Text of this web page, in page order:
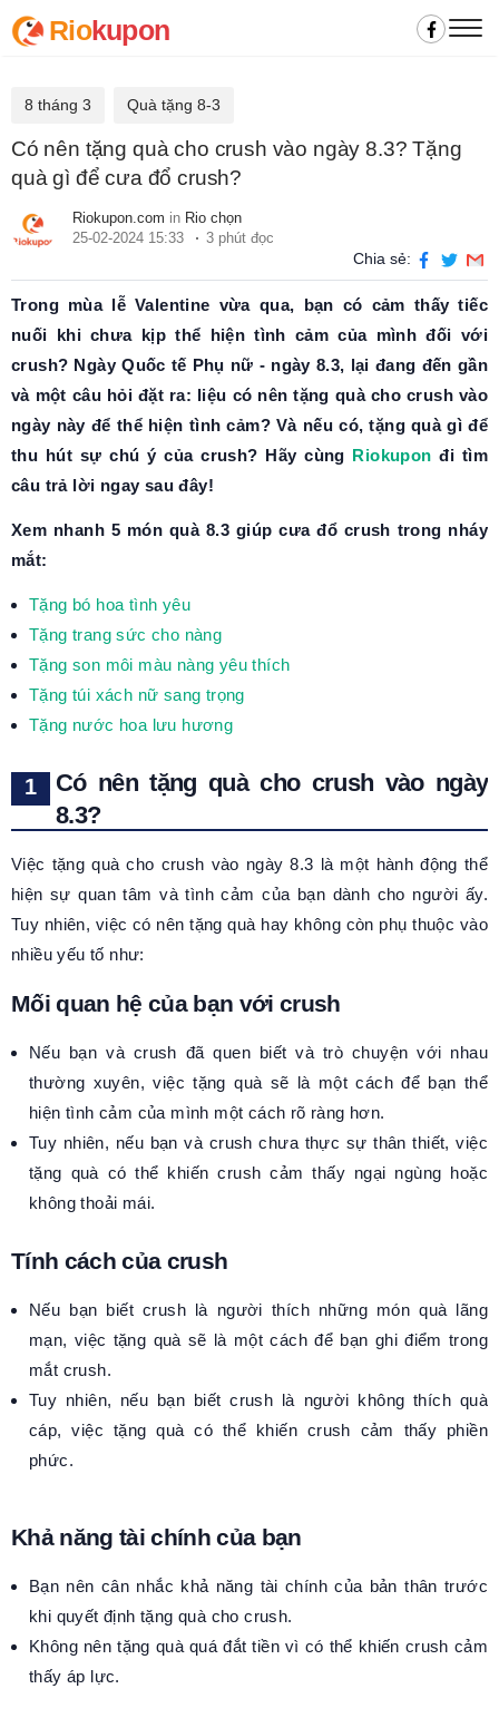
Riokupon
8 tháng 3 Quà tặng 8-3
Có nên tặng quà cho crush vào ngày 8.3? Tặng
quà gì để cưa đổ crush?
Riokupon.com in Rio chọn
25-02-2024 15:33
3 phút đọc
Chia sẻ:
Trong mùa lễ Valentine vừa qua, bạn có cảm thấy tiếc
nuối khi chưa kịp thể hiện tình cảm của mình đối với
crush? Ngày Quốc tế Phụ nữ - ngày 8.3, lại đang đến gần
và một câu hỏi đặt ra: liệu có nên tặng quà cho crush vào
ngày này để thể hiện tình cảm? Và nếu có, tặng quà gì để
thu hút sự chú ý của crush? Hãy cùng Riokupon đi tìm
câu trả lời ngay sau đây!
Xem nhanh 5 món quà 8.3 giúp cưa đổ crush trong nháy
mắt:
Tặng bó hoa tình yêu
Tặng trang sức cho nàng
Tặng son môi màu nàng yêu thích
Tặng túi xách nữ sang trọng
Tặng nước hoa lưu hương
Có nên tặng quà cho crush vào ngày
8.3?
Việc tặng quà cho crush vào ngày 8.3 là một hành động thể
hiện sự quan tâm và tình cảm của bạn dành cho người ấy.
Tuy nhiên, việc có nên tặng quà hay không còn phụ thuộc vào
nhiều yếu tố như:
Mối quan hệ của bạn với crush
Nếu bạn và crush đã quen biết và trò chuyện với nhau
thường xuyên, việc tặng quà sẽ là một cách để bạn thể
hiện tình cảm của mình một cách rõ ràng hơn.
Tuy nhiên, nếu bạn và crush chưa thực sự thân thiết, việc
tặng quà có thể khiến crush cảm thấy ngại ngùng hoặc
không thoải mái.
Tính cách của crush
Nếu bạn biết crush là người thích những món quà lãng
mạn, việc tặng quà sẽ là một cách để bạn ghi điểm trong
mắt crush.
Tuy nhiên, nếu bạn biết crush là người không thích quà
cáp, việc tặng quà có thể khiến crush cảm thấy phiền
phức.
Khả năng tài chính của bạn
Bạn nên cân nhắc khả năng tài chính của bản thân trước
khi quyết định tặng quà cho crush.
Không nên tặng quà quá đắt tiền vì có thể khiến crush cảm
thấy áp lực.